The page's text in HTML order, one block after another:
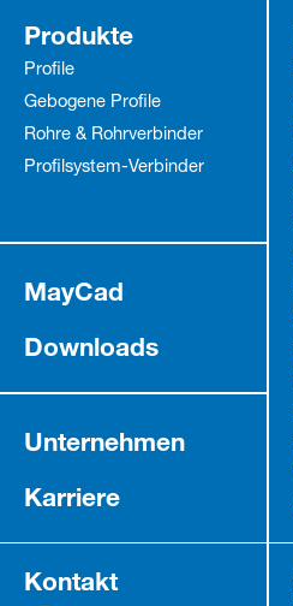
Produkte
Profile
Gebogene Profile
Rohre & Rohrverbinder
Profilsystem-Verbinder
MayCad
Downloads
Unternehmen
Karriere
Kontakt